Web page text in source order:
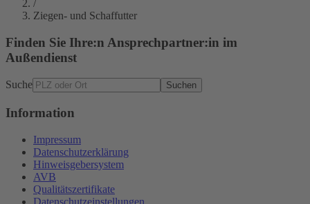
/
Ziegen- und Schaffutter
Finden Sie Ihre:n Ansprechpartner:in im
Außendienst
Suche Suchen
Information
Impressum
Datenschutzerklärung
Hinweisgebersystem
AVB
Qualitätszertifikate
Datenschutzeinstellungen